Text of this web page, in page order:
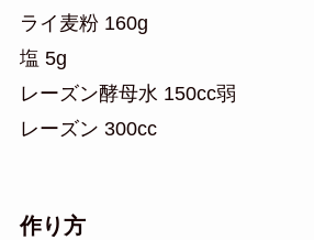
ライ麦粉 160g
塩 5g
レーズン酵母水 150cc弱
レーズン 300cc
作り方